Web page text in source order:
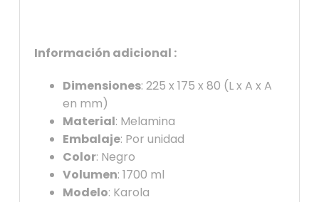
Información adicional :
Dimensiones: 225 x 175 x 80 (L x A x A
en mm)
Material: Melamina
Embalaje: Por unidad
Color: Negro
Volumen: 1700 ml
Modelo: Karola